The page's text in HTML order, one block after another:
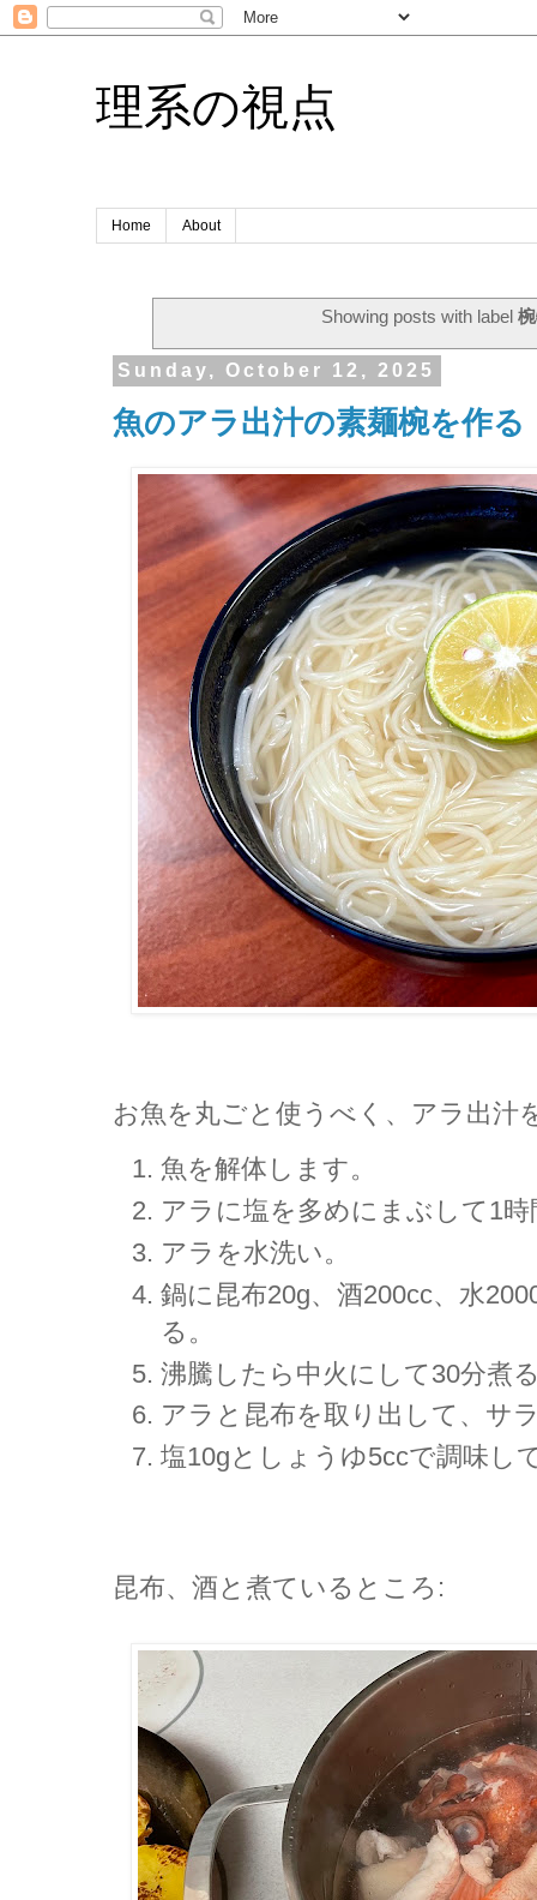
理系の視点
Home About
Showing posts with label
Sunday, October 12, 2025
魚のアラ出汁の素麺椀を作る
お魚を丸ごと使うべく、アラ出汁
魚を解体します。
アラに塩を多めにまぶして1
アラを水洗い。
鍋に昆布20g、酒200cc、水
る。
沸騰したら中火にして30分煮
アラと昆布を取り出して、サ
塩10gとしょうゆ5ccで調味し
昆布、酒と煮ているところ: